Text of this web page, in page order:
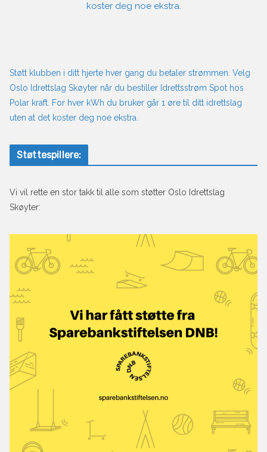
koster deg noe ekstra.
Støtt klubben i ditt hjerte hver gang du betaler strømmen. Velg
Oslo Idrettslag Skøyter når du bestiller Idrettsstrøm Spot hos
Polar kraft. For hver kWh du bruker går 1 øre til ditt idrettslag
uten at det koster deg noe ekstra.
Støttespillere:
Vi vil rette en stor takk til alle som støtter Oslo Idrettslag
Skøyter: